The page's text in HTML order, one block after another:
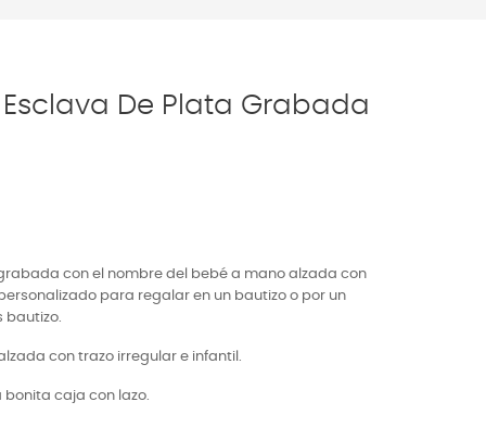
De Plata Grabada
con el nombre del bebé a mano alzada con
para regalar en un bautizo o por un
bautizo.
con trazo irregular e infantil.
bonita caja con lazo.